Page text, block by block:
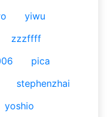
yiwu
zzzffff
pica
stephenzhai
yoshio